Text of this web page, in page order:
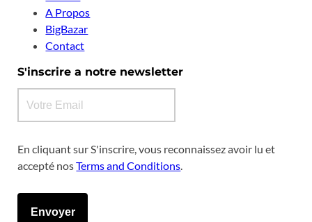
A Propos
BigBazar
Contact
S'inscrire a notre newsletter
En cliquant sur S'inscrire, vous reconnaissez avoir lu et
accepté nosTerms and Conditions.
Envoyer